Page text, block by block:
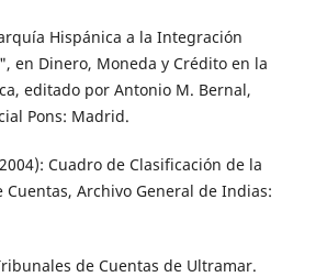
Hispánica a la Integración
en Dinero, Moneda y Crédito en la
editado por Antonio M. Bernal,
Pons: Madrid.
Cuadro de Clasificación de la
Cuentas, Archivo General de Indias:
de Cuentas de Ultramar.